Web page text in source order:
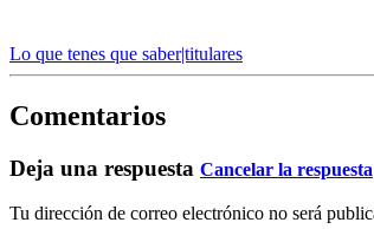
Lo que tenes que saber|titulares
Comentarios
Deja una respuesta Cancelar la respuesta
Tu dirección de correo electrónico no será